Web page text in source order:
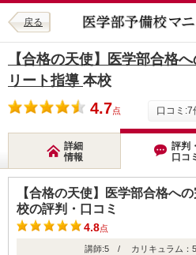
戻る
【合格の天使】医学部合格
リート指導 本校
4.7点 口コミ:7
詳細
情報
評判・
口コ
【合格の天使】医学部合格へ
校の評判・口コミ
4.8点
講師:5 / カリキュラム